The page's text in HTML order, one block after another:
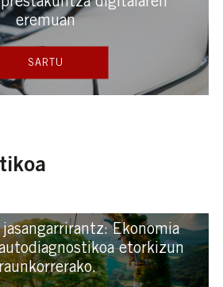
eremuan
SARTU
Ekonomia
etorkizun